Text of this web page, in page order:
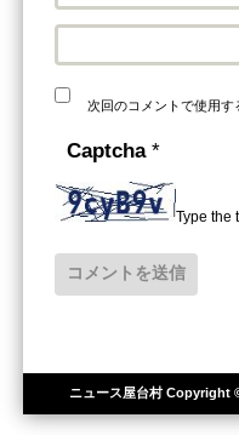
次回のコメントで使用
Captcha *
Type the
ニュース屋台村Copyright